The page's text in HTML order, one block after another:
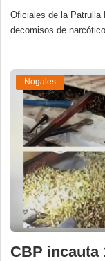
Oficiales de la Patrulla
decomisos de
Nogales
CBP incauta